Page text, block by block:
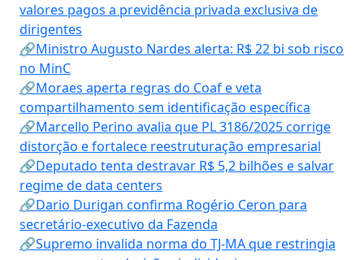
valores pagos a previdência privada exclusiva de
dirigentes
🔗Ministro Augusto Nardes alerta: R$ 22 bi sob risco
no MinC
🔗Moraes aperta regras do Coaf e veta
compartilhamento sem identificação específica
🔗Marcello Perino avalia que PL 3186/2025 corrige
distorção e fortalece reestruturação empresarial
🔗Deputado tenta destravar R$ 5,2 bilhões e salvar
regime de data centers
🔗Dario Durigan confirma Rogério Ceron para
secretário-executivo da Fazenda
🔗Supremo invalida norma do TJ-MA que restringia